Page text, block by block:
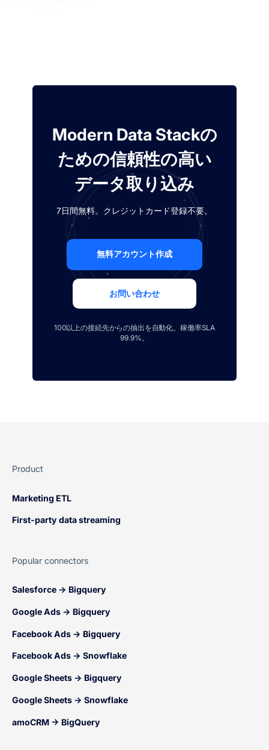
Modern Data Stackの
ための信頼性の高い
データ取り込み
7日間無料。クレジットカード登録不要。
無料アカウント作成
お問い合わせ
100以上の接続先からの抽出を自動化。稼働率SLA
99.9%。
Product
Marketing ETL
First-party data streaming
Popular connectors
Salesforce → Bigquery
Google Ads → Bigquery
Facebook Ads → Bigquery
Facebook Ads → Snowflake
Google Sheets → Bigquery
Google Sheets → Snowflake
amoCRM → BigQuery